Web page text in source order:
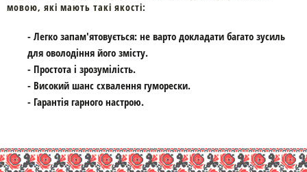
мовою, які мають такі якості:
- Легко запам'ятовується: не варто докладати багато зусиль
для оволодіння його змісту.
- Простота і зрозумілість.
- Високий шанс схвалення гуморески.
- Гарантія гарного настрою.